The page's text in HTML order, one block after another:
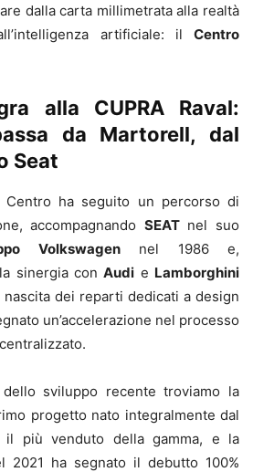
dalla carta millimetrata alla realtà
artificiale: il Centro
alla CUPRA Raval:
da Martorell, dal
Seat
ha seguito un percorso di
accompagnando SEATnel suo
Volkswagennel 1986 e,
sinergia conAudi e Lamborghini
dei reparti dedicati a design
un’accelerazione nel processo
sviluppo recente troviamo la
progetto nato integralmente dal
il più venduto della gamma, e la
2021 ha segnato il debutto 100%